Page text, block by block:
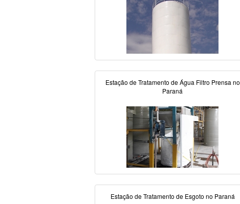
Estação de Tratamento de Água Filtro Prensa no
Paraná
Estação de Tratamento de Esgoto no Paraná